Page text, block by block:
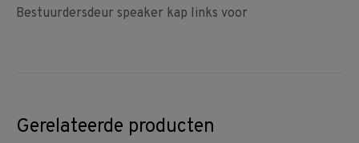
Bestuurdersdeur speaker kap links voor
Gerelateerde producten